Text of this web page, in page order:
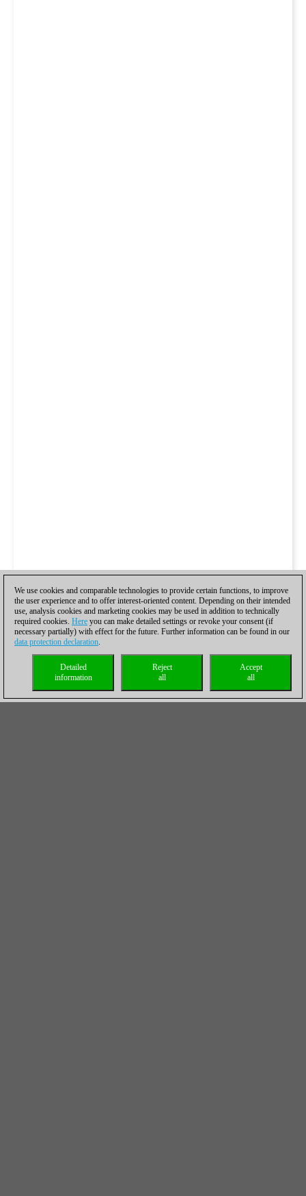
We use cookies and comparable technologies to provide certain functions, to improve
the user experience and to offer interest-oriented content. Depending on their intended
use, analysis cookies and marketing cookies may be used in addition to technically
required cookies. Here you can make detailed settings or revoke your consent (if
necessary partially) with effect for the future. Further information can be found in our
data protection declaration.
Accept
all
Reject
all
Detailed
information